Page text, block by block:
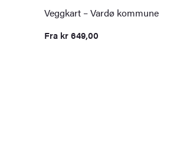
Veggkart – Vardø kommune
Fra kr649,00